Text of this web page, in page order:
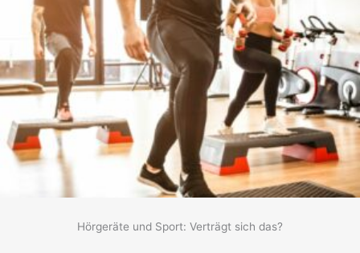
Hörgeräte und Sport: Verträgt sich das?